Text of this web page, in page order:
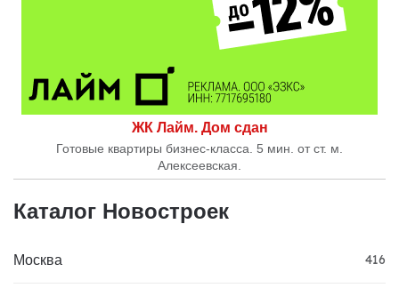
ЖК Лайм. Дом сдан
Готовые квартиры бизнес-класса. 5 мин. от ст. м.
Алексеевская.
Каталог Новостроек
Москва 416